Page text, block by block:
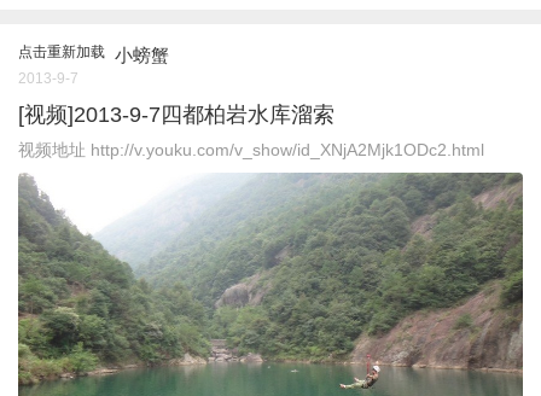
点击重新加载 小螃蟹
2013-9-7
[视频]2013-9-7四都柏岩水库溜索
视频地址 http://v.youku.com/v_show/id_XNjA2Mjk1ODc2.html